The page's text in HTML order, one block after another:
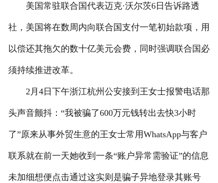
美国常驻联合国代表迈克·沃尔茨6日告诉路透
社，美国将在数周内向联合国支付一笔初始款项，用
以偿还其拖欠的数十亿美元会费，同时强调联合国必
须持续推进改革。
2月4日下午浙江杭州公安接到王女士报警电话那
头声音颤抖：“我被骗了600万元钱转出去快3小时
了”原来从事外贸生意的王女士常用WhatsApp与客户
联系就在前一天她收到一条“账户异常需验证”的信息
未加细想便点击通过这实则是骗子异地登录其账号